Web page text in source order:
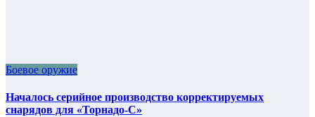
Боевое оружие
Началось серийное производство корректируемых
снарядов для «Торнадо-С»